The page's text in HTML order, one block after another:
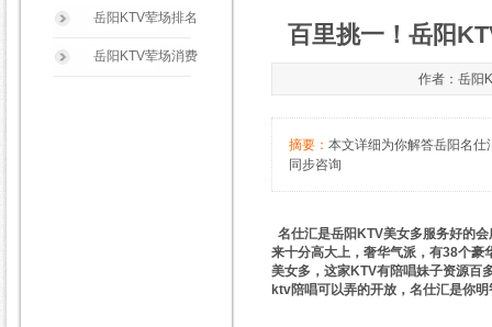
岳阳KTV荤场排名
岳阳KTV荤场消费
百里挑一！岳阳
作者：岳
摘要： 本文详细为你解答岳阳名
同步咨询
名仕汇是岳阳KTV美女多服务好的
来十分高大上，奢华气派，有38个豪
美女多，这家KTV有陪唱妹子资源百
ktv陪唱可以弄的开放，名仕汇是你